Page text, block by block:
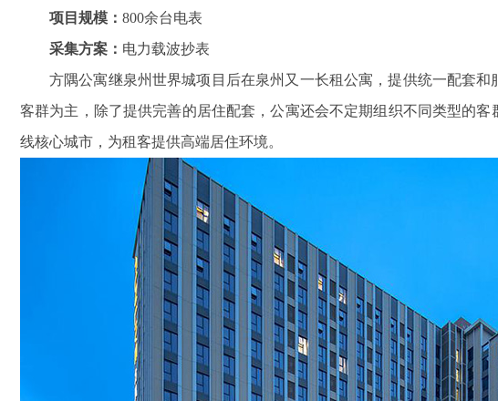
项目规模： 800余台电表
采集方案： 电力载波抄表
方隅公寓继泉州世界城项目后在泉州又一长租公寓，提供统一配套
客群为主，除了提供完善的居住配套，公寓还会不定期组织不同类型的
线核心城市，为租客提供高端居住环境。